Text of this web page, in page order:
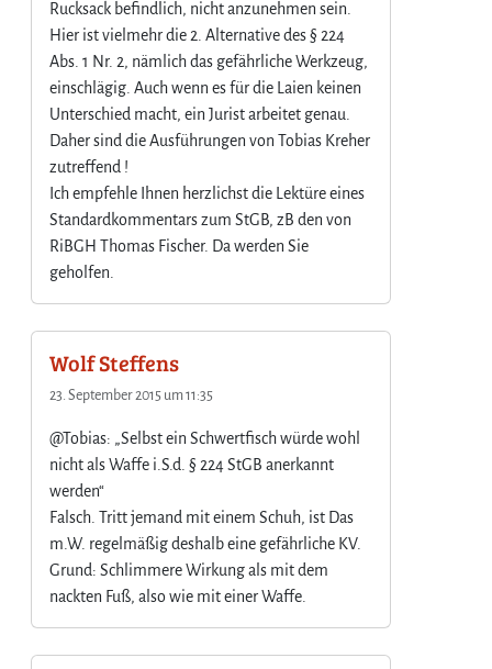
Rucksack befindlich, nicht anzunehmen sein.
Hier ist vielmehr die 2. Alternative des § 224
Abs. 1 Nr. 2, nämlich das gefährliche Werkzeug,
einschlägig. Auch wenn es für die Laien keinen
Unterschied macht, ein Jurist arbeitet genau.
Daher sind die Ausführungen von Tobias Kreher
zutreffend !
Ich empfehle Ihnen herzlichst die Lektüre eines
Standardkommentars zum StGB, zB den von
RiBGH Thomas Fischer. Da werden Sie
geholfen.
Wolf Steffens
23. September 2015 um 11:35
@Tobias: „Selbst ein Schwertfisch würde wohl
nicht als Waffe i.S.d. § 224 StGB anerkannt
werden“
Falsch. Tritt jemand mit einem Schuh, ist Das
m.W. regelmäßig deshalb eine gefährliche KV.
Grund: Schlimmere Wirkung als mit dem
nackten Fuß, also wie mit einer Waffe.